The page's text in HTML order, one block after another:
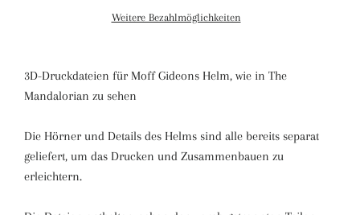
Weitere Bezahlmöglichkeiten
3D-Druckdateien für Moff Gideons Helm, wie in The
Mandalorian zu sehen
Die Hörner und Details des Helms sind alle bereits separat
geliefert, um das Drucken und Zusammenbauen zu
erleichtern.